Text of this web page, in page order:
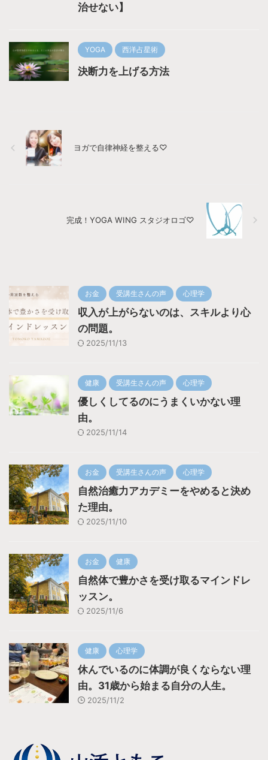
治せない】
YOGA 西洋占星術
決断力を上げる方法
ヨガで自律神経を整える♡
完成！YOGA WING スタジオロゴ♡
お金 受講生さんの声 心理学
収入が上がらないのは、スキルより心
の問題。
2025/11/13
健康 受講生さんの声 心理学
優しくしてるのにうまくいかない理
由。
2025/11/14
お金 受講生さんの声 心理学
自然治癒力アカデミーをやめると決め
た理由。
2025/11/10
お金 健康
自然体で豊かさを受け取るマインドレ
ッスン。
2025/11/6
健康 心理学
休んでいるのに体調が良くならない理
由。31歳から始まる自分の人生。
2025/11/2